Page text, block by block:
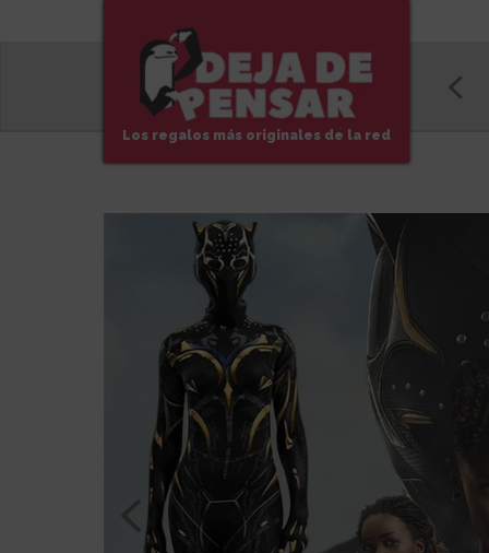
Los regalos más originales de la red